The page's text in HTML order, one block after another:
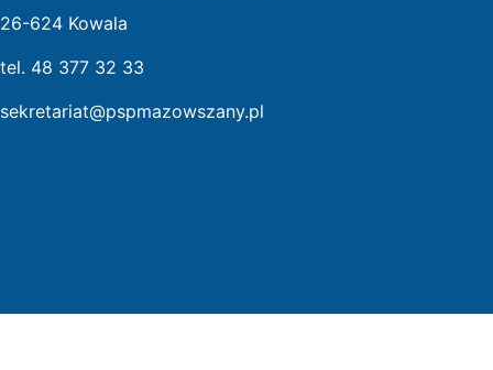
26-624 Kowala
tel. 48 377 32 33
sekretariat@pspmazowszany.pl